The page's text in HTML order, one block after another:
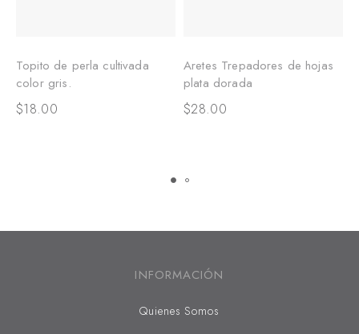
Topito de perla cultivada
color gris.
$18.00
Aretes Trepadores de hojas
plata dorada
$28.00
INFORMACIÓN
Quienes Somos